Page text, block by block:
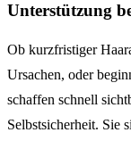
Unterstützung
Ob kurzfristiger
Ursachen, oder
schaffen schnell
Selbstsicherheit. Sie